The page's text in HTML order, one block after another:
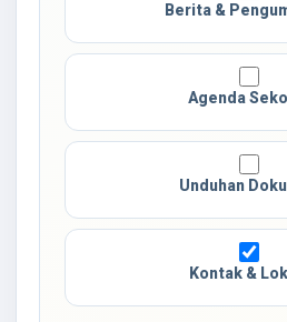
Berita &
Agenda
Unduhan
Kontak &